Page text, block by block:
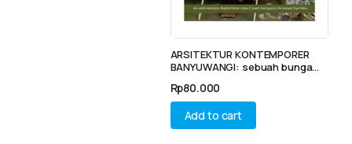
ARSITEKTUR KONTEMPORER
BANYUWANGI: sebuah bunga
Rp80.000
Add to cart